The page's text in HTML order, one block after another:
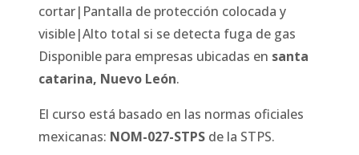
cortar|Pantalla de protección colocada y
visible|Alto total si se detecta fuga de gas
Disponible para empresas ubicadas en santa
catarina, Nuevo León.
El curso está basado en las normas oficiales
mexicanas: NOM-027-STPS de la STPS.